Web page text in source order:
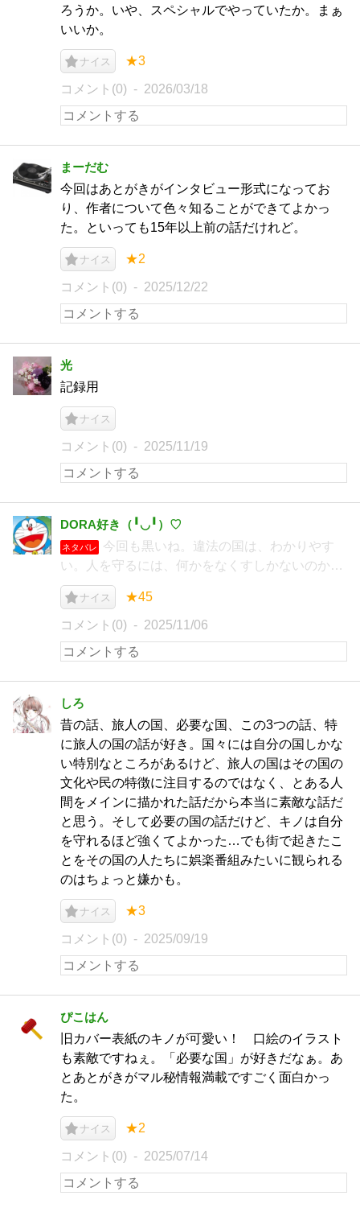
ろうか。いや、スペシャルでやっていたか。まぁ
いいか。
ナイス ★3
コメント(0) 2026/03/18
まーだむ
今回はあとがきがインタビュー形式になってお
り、作者について色々知ることができてよかっ
た。といっても15年以上前の話だけれど。
ナイス ★2
コメント(0) 2025/12/22
光
記録用
ナイス
コメント(0) 2025/11/19
DORA好き（╹◡╹）♡
ネタバレ
今回も黒いね。違法の国は、わかりやす
い。人を守るには、何かをなくすしかないのか…
ナイス ★45
コメント(0) 2025/11/06
しろ
昔の話、旅人の国、必要な国、この3つの話、特
に旅人の国の話が好き。国々には自分の国しかな
い特別なところがあるけど、旅人の国はその国の
文化や民の特徴に注目するのではなく、とある人
間をメインに描かれた話だから本当に素敵な話だ
と思う。そして必要の国の話だけど、キノは自分
を守れるほど強くてよかった…でも街で起きたこ
とをその国の人たちに娯楽番組みたいに観られる
のはちょっと嫌かも。
ナイス ★3
コメント(0) 2025/09/19
ぴこはん
旧カバー表紙のキノが可愛い！ 口絵のイラスト
も素敵ですねぇ。「必要な国」が好きだなぁ。あ
とあとがきがマル秘情報満載ですごく面白かっ
た。
ナイス ★2
コメント(0) 2025/07/14